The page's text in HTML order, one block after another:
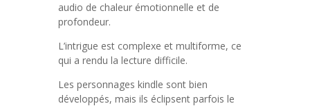
audio de chaleur émotionnelle et de
profondeur.
L’intrigue est complexe et multiforme, ce
qui a rendu la lecture difficile.
Les personnages kindle sont bien
développés, mais ils éclipsent parfois le